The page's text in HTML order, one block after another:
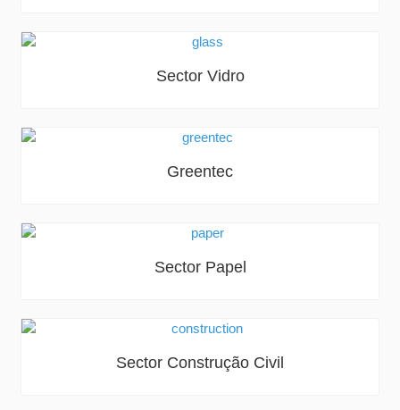
Sector Vidro
Greentec
Sector Papel
Sector Construção Civil